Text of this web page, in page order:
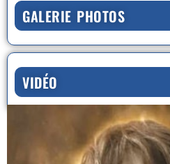
GALERIE PHOTOS
VIDÉO